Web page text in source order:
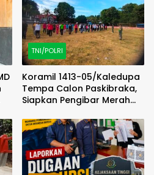
TNI/POLRI
Koramil 1413-05/Kaledupa
Tempa Calon Paskibraka,
Siapkan Pengibar Merah
Disiplin